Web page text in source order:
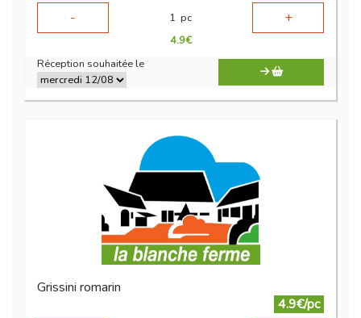
- 1 pc +
4.9€
Réception souhaitée le
Grissini romarin
4.9€/pc